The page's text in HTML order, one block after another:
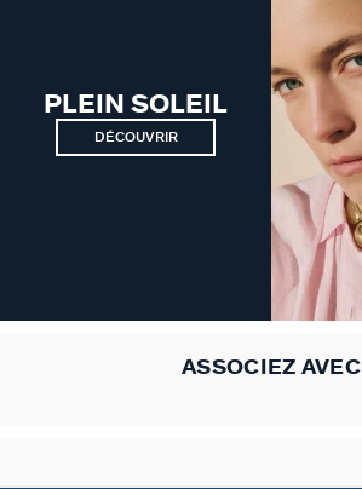
PLEIN SOLEIL
DÉCOUVRIR
ASSOCIEZ AVEC